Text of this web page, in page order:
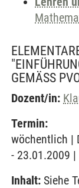
GEMÄSS
Dozent/in:
Termin:
wöchentlich |
- 23.01.2009 |
Inhalt: Siehe